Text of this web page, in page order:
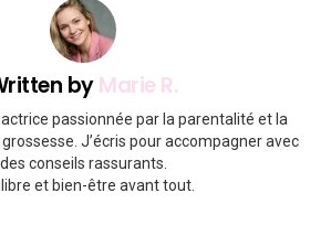
byMarie R.
passionnée par la parentalité et la
J’écris pour accompagner avec
des conseils rassurants.
et bien-être avant tout.